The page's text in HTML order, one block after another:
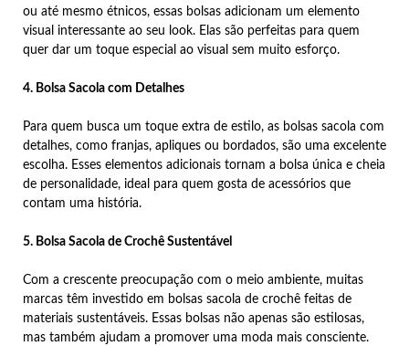
ou até mesmo étnicos, essas bolsas adicionam um elemento
visual interessante ao seu look. Elas são perfeitas para quem
quer dar um toque especial ao visual sem muito esforço.
4. Bolsa Sacola com Detalhes
Para quem busca um toque extra de estilo, as bolsas sacola com
detalhes, como franjas, apliques ou bordados, são uma excelente
escolha. Esses elementos adicionais tornam a bolsa única e cheia
de personalidade, ideal para quem gosta de acessórios que
contam uma história.
5. Bolsa Sacola de Crochê Sustentável
Com a crescente preocupação com o meio ambiente, muitas
marcas têm investido em bolsas sacola de crochê feitas de
materiais sustentáveis. Essas bolsas não apenas são estilosas,
mas também ajudam a promover uma moda mais consciente.